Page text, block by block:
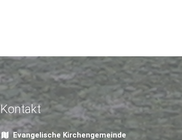
Kontakt
Evangelische Kirchengemeinde